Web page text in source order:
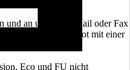
und an uns per E-Mail oder Fax
kostenfreies Angebot mit einer
Teile
Eco und FU nicht